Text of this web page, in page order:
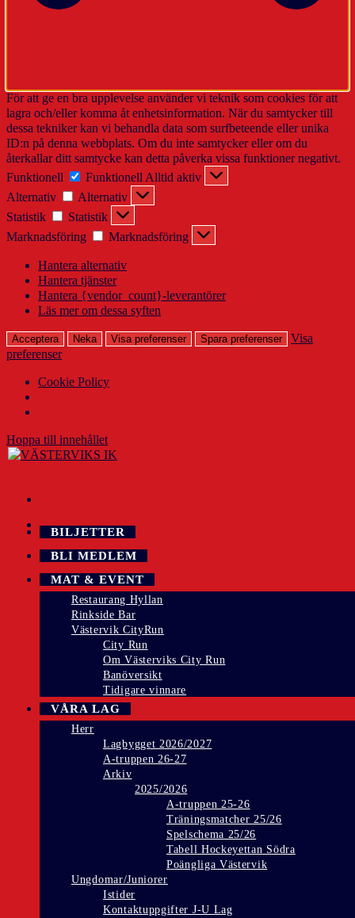
För att ge en bra upplevelse använder vi teknik som cookies för att
lagra och/eller komma åt enhetsinformation. När du samtycker till
dessa tekniker kan vi behandla data som surfbeteende eller unika
ID:n på denna webbplats. Om du inte samtycker eller om du
återkallar ditt samtycke kan detta påverka vissa funktioner negativt.
Funktionell
Funktionell Alltid aktiv
Alternativ
Alternativ
Statistik
Statistik
Marknadsföring
Marknadsföring
Hantera alternativ
Hantera tjänster
Hantera {vendor_count}-leverantörer
Läs mer om dessa syften
Acceptera Neka Visa preferenser Spara preferenser
Visa
preferenser
Cookie Policy
Hoppa till innehållet
BILJETTER
BLI MEDLEM
MAT & EVENT
Restaurang Hyllan
Rinkside Bar
Västervik CityRun
City Run
Om Västerviks City Run
Banöversikt
Tidigare vinnare
VÅRA LAG
Herr
Lagbygget 2026/2027
A-truppen 26-27
Arkiv
2025/2026
A-truppen 25-26
Träningsmatcher 25/26
Spelschema 25/26
Tabell Hockeyettan Södra
Poängliga Västervik
Ungdomar/Juniorer
Istider
Kontaktuppgifter J-U Lag